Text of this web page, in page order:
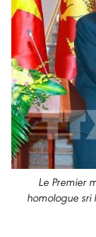
Le Premier
homologue sri